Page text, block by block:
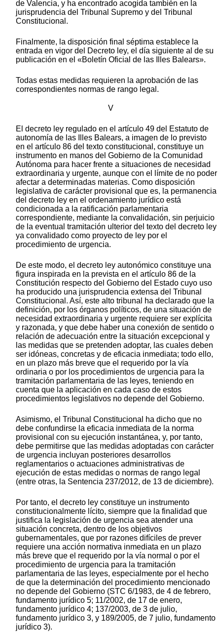
de Valencia, y ha encontrado acogida también en la
jurisprudencia del Tribunal Supremo y del Tribunal
Constitucional.
Finalmente, la disposición final séptima establece la
entrada en vigor del Decreto ley, el día siguiente al de su
publicación en el «Boletín Oficial de las Illes Balears».
Todas estas medidas requieren la aprobación de las
correspondientes normas de rango legal.
V
El decreto ley regulado en el artículo 49 del Estatuto de
autonomía de las Illes Balears, a imagen de lo previsto
en el artículo 86 del texto constitucional, constituye un
instrumento en manos del Gobierno de la Comunidad
Autónoma para hacer frente a situaciones de necesidad
extraordinaria y urgente, aunque con el límite de no poder
afectar a determinadas materias. Como disposición
legislativa de carácter provisional que es, la permanencia
del decreto ley en el ordenamiento jurídico está
condicionada a la ratificación parlamentaria
correspondiente, mediante la convalidación, sin perjuicio
de la eventual tramitación ulterior del texto del decreto ley
ya convalidado como proyecto de ley por el
procedimiento de urgencia.
De este modo, el decreto ley autonómico constituye una
figura inspirada en la prevista en el artículo 86 de la
Constitución respecto del Gobierno del Estado cuyo uso
ha producido una jurisprudencia extensa del Tribunal
Constitucional. Así, este alto tribunal ha declarado que la
definición, por los órganos políticos, de una situación de
necesidad extraordinaria y urgente requiere ser explícita
y razonada, y que debe haber una conexión de sentido o
relación de adecuación entre la situación excepcional y
las medidas que se pretenden adoptar, las cuales deben
ser idóneas, concretas y de eficacia inmediata; todo ello,
en un plazo más breve que el requerido por la vía
ordinaria o por los procedimientos de urgencia para la
tramitación parlamentaria de las leyes, teniendo en
cuenta que la aplicación en cada caso de estos
procedimientos legislativos no depende del Gobierno.
Asimismo, el Tribunal Constitucional ha dicho que no
debe confundirse la eficacia inmediata de la norma
provisional con su ejecución instantánea, y, por tanto,
debe permitirse que las medidas adoptadas con carácter
de urgencia incluyan posteriores desarrollos
reglamentarios o actuaciones administrativas de
ejecución de estas medidas o normas de rango legal
(entre otras, la Sentencia 237/2012, de 13 de diciembre).
Por tanto, el decreto ley constituye un instrumento
constitucionalmente lícito, siempre que la finalidad que
justifica la legislación de urgencia sea atender una
situación concreta, dentro de los objetivos
gubernamentales, que por razones difíciles de prever
requiere una acción normativa inmediata en un plazo
más breve que el requerido por la vía normal o por el
procedimiento de urgencia para la tramitación
parlamentaria de las leyes, especialmente por el hecho
de que la determinación del procedimiento mencionado
no depende del Gobierno (STC 6/1983, de 4 de febrero,
fundamento jurídico 5; 11/2002, de 17 de enero,
fundamento jurídico 4; 137/2003, de 3 de julio,
fundamento jurídico 3, y 189/2005, de 7 julio, fundamento
jurídico 3).